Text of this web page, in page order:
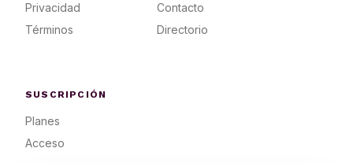
Privacidad
Términos
Contacto
Directorio
SUSCRIPCIÓN
Planes
Acceso